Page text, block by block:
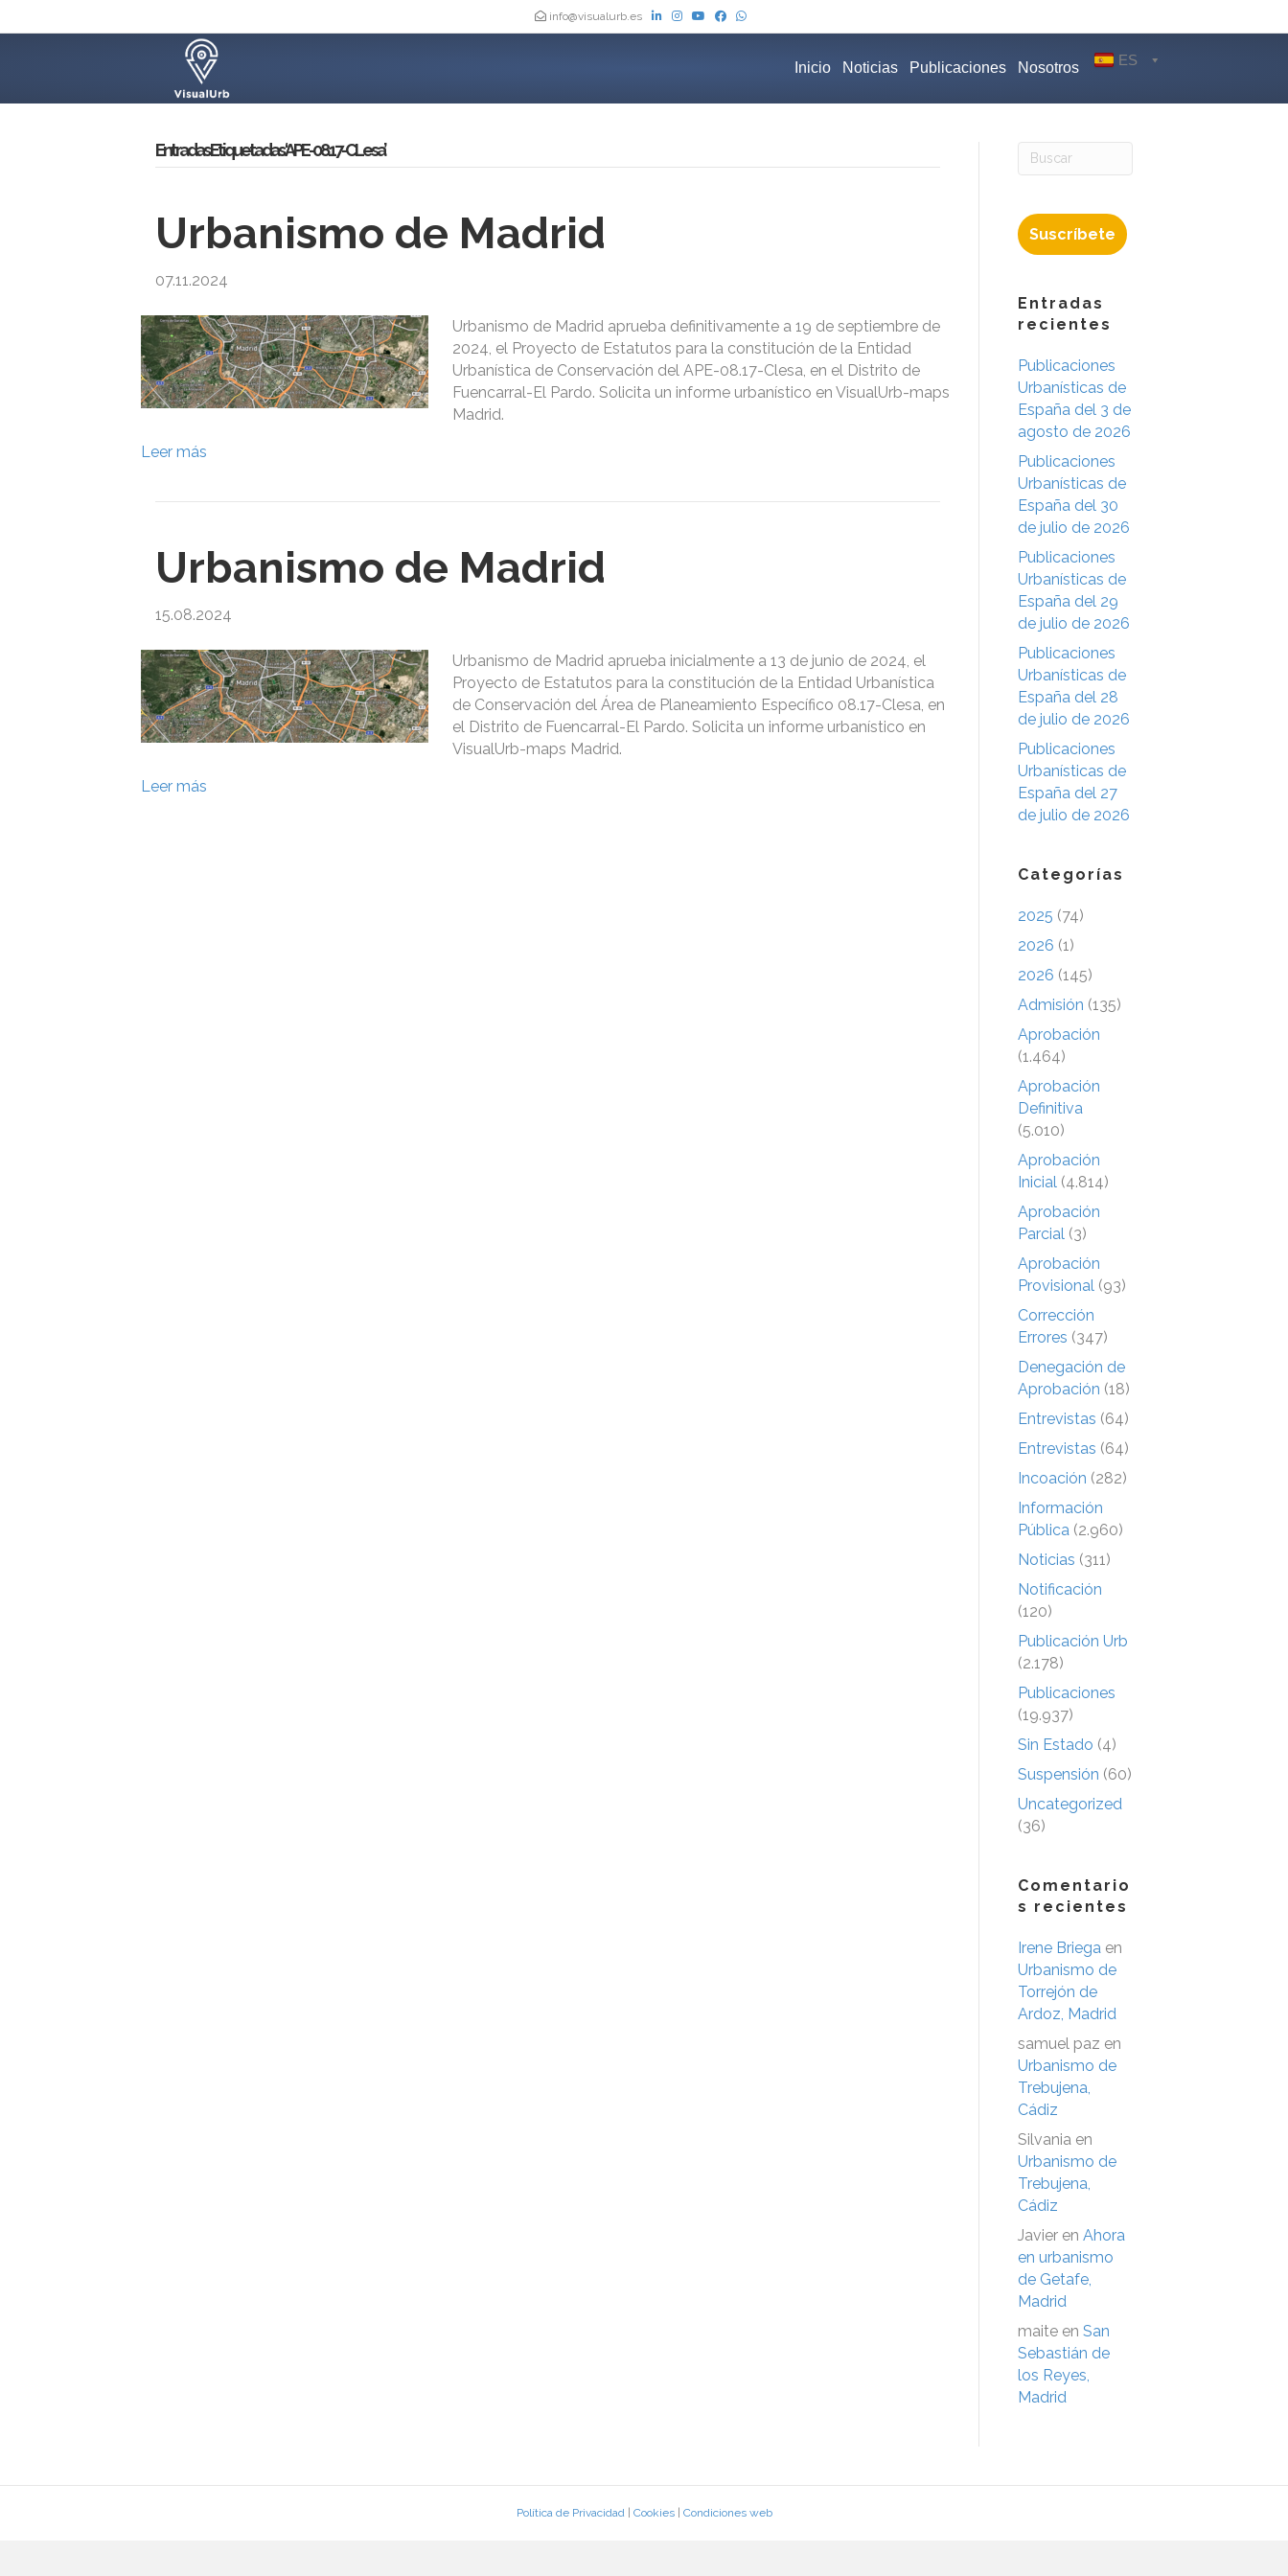
info@visualurb.es
Inicio Noticias Publicaciones Nosotros ES
Entradas Etiquetadas ‘APE-08.17-CLesa’
Urbanismo de Madrid
07.11.2024
Urbanismo de Madrid aprueba definitivamente a 19 de septiembre de
2024, el Proyecto de Estatutos para la constitución de la Entidad
Urbanística de Conservación del APE-08.17-Clesa, en el Distrito de
Fuencarral-El Pardo. Solicita un informe urbanístico en VisualUrb-maps
Madrid.
Leer más
Urbanismo de Madrid
15.08.2024
Urbanismo de Madrid aprueba inicialmente a 13 de junio de 2024, el
Proyecto de Estatutos para la constitución de la Entidad Urbanística
de Conservación del Área de Planeamiento Específico 08.17-Clesa, en
el Distrito de Fuencarral-El Pardo. Solicita un informe urbanístico en
VisualUrb-maps Madrid.
Leer más
Suscríbete
Entradas
recientes
Publicaciones
Urbanísticas de
España del 3 de
agosto de 2026
Publicaciones
Urbanísticas de
España del 30
de julio de 2026
Publicaciones
Urbanísticas de
España del 29
de julio de 2026
Publicaciones
Urbanísticas de
España del 28
de julio de 2026
Publicaciones
Urbanísticas de
España del 27
de julio de 2026
Categorías
2025 (74)
2026 (1)
2026 (145)
Admisión (135)
Aprobación
(1.464)
Aprobación
Definitiva
(5.010)
Aprobación
Inicial (4.814)
Aprobación
Parcial (3)
Aprobación
Provisional (93)
Corrección
Errores (347)
Denegación de
Aprobación (18)
Entrevistas (64)
Entrevistas (64)
Incoación (282)
Información
Pública (2.960)
Noticias (311)
Notificación
(120)
Publicación Urb
(2.178)
Publicaciones
(19.937)
Sin Estado (4)
Suspensión (60)
Uncategorized
(36)
Comentario
s recientes
Irene Briega en
Urbanismo de
Torrejón de
Ardoz, Madrid
samuel paz en
Urbanismo de
Trebujena,
Cádiz
Silvania en
Urbanismo de
Trebujena,
Cádiz
Javier en Ahora
en urbanismo
de Getafe,
Madrid
maite en San
Sebastián de
los Reyes,
Madrid
Política de Privacidad| Cookies| Condiciones web